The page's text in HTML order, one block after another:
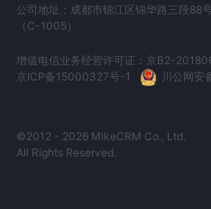
公司地址：成都市锦江区锦华路三段88
（C-1005）
增值电信业务经营许可证：京B2-
京ICP备15000327号-1
川公网
©2012 - 2026 MikeCRM Co., Ltd.
All Rights Reserved.